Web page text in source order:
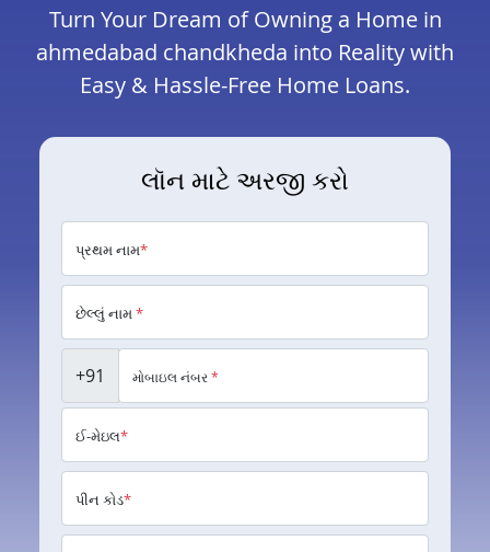
Turn Your Dream of Owning a Home in
ahmedabad chandkheda into Reality with
Easy & Hassle-Free Home Loans.
લૉન માટે અરજી કરો
પ્રથમ નામ*
છેલ્લું નામ*
+91 મોબાઇલ નંબર*
ઈ-મેઇલ*
પીન કોડ*